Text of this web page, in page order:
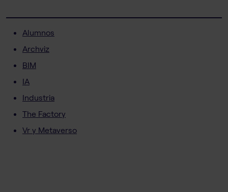
Alumnos
Archviz
BIM
IA
Industria
The Factory
Vr y Metaverso